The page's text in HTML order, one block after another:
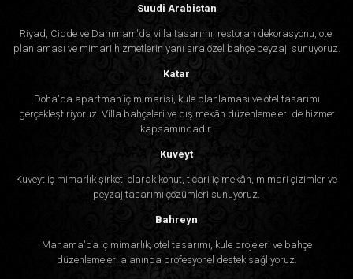
Suudi Arabistan
Riyad, Cidde ve Dammam'da villa tasarımı, restoran dekorasyonu, otel
planlaması ve mimari hizmetlerin yanı sıra özel bahçe peyzajı sunuyoruz.
Katar
Doha'da apartman iç mimarisi, kule planlaması ve otel tasarımı
gerçekleştiriyoruz. Villa bahçeleri ve dış mekân düzenlemeleri de hizmet
kapsamındadır.
Kuveyt
Kuveyt iç mimarlık şirketi olarak konut, ticari iç mekân, mimari çizimler ve
peyzaj tasarımı çözümleri sunuyoruz.
Bahreyn
Manama'da iç mimarlık, otel tasarımı, kule projeleri ve bahçe
düzenlemeleri alanında profesyonel destek sağlıyoruz.